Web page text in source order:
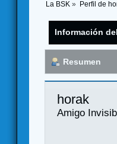
La BSK » Perfil de
Información
Resumen
horak
Amigo